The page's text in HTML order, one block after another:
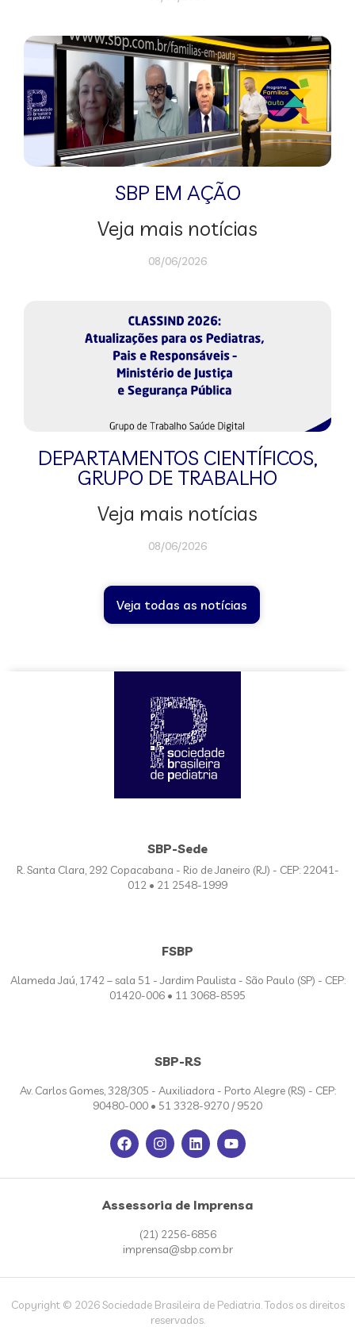
SBP EM AÇÃO
Veja mais notícias
08/06/2026
DEPARTAMENTOS CIENTÍFICOS,
GRUPO DE TRABALHO
Veja mais notícias
08/06/2026
Veja todas as notícias
SBP-Sede
R. Santa Clara, 292 Copacabana - Rio de Janeiro (RJ) - CEP: 22041-
012 • 21 2548-1999
FSBP
Alameda Jaú, 1742 – sala 51 - Jardim Paulista - São Paulo (SP) - CEP:
01420-006 • 11 3068-8595
SBP-RS
Av. Carlos Gomes, 328/305 - Auxiliadora - Porto Alegre (RS) - CEP:
90480-000 • 51 3328-9270 / 9520
Assessoria de Imprensa
(21) 2256-6856
imprensa@sbp.com.br
Copyright © 2026 Sociedade Brasileira de Pediatria. Todos os direitos
reservados.